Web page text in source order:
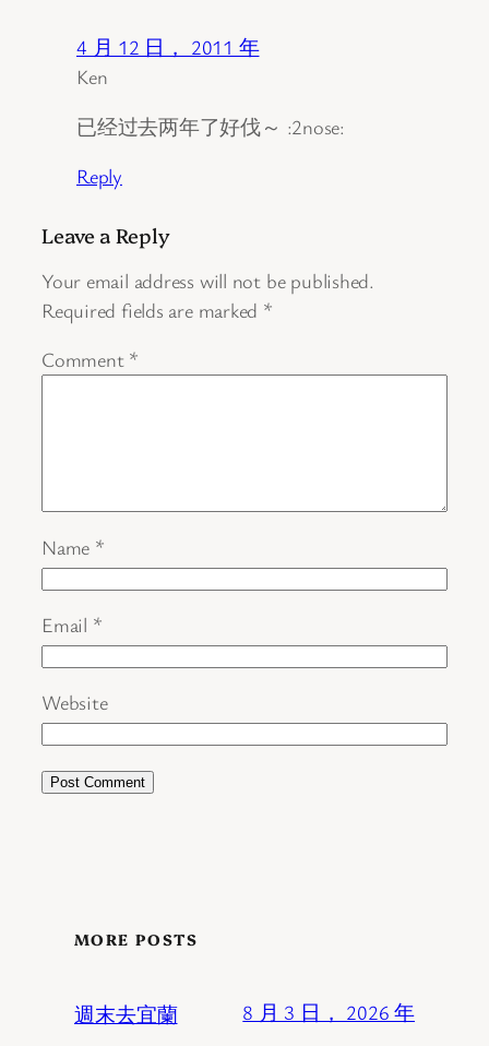
4 月 12 日， 2011 年
Ken
已经过去两年了好伐～ :2nose:
Reply
Leave a Reply
Your email address will not be published.
Required fields are marked *
Comment *
Name *
Email *
Website
MORE POSTS
週末去宜蘭 8 月 3 日， 2026 年